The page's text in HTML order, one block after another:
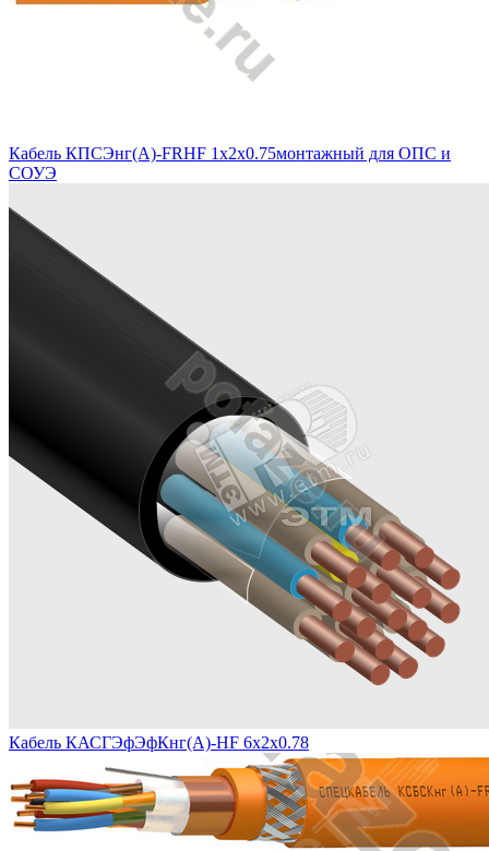
Кабель КПСЭнг(А)-FRHF 1x2x0.75монтажный для ОПС и
СОУЭ
Кабель КАСГЭфЭфКнг(А)-HF 6х2х0.78